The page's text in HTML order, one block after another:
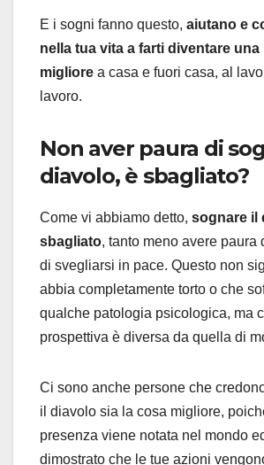
E i sogni fanno questo, aiutano e
nella tua vita a farti diventare
migliore a casa e fuori casa, al
lavoro.
Non aver paura di
diavolo, è sbagliato?
Come vi abbiamo detto, sognare il
sbagliato, tanto meno avere paura
di svegliarsi in pace. Questo non
abbia completamente torto o che
qualche patologia psicologica, ma
prospettiva è diversa da quella di
Ci sono anche persone che
il diavolo sia la cosa migliore,
presenza viene notata nel mondo
dimostrato che le tue azioni